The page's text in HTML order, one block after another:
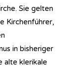
Sie gelten
Kirchenführer,
in bisheriger
alte klerikale